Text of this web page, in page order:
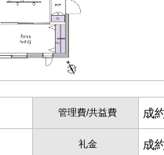
管理費/共益費 成
礼金 成